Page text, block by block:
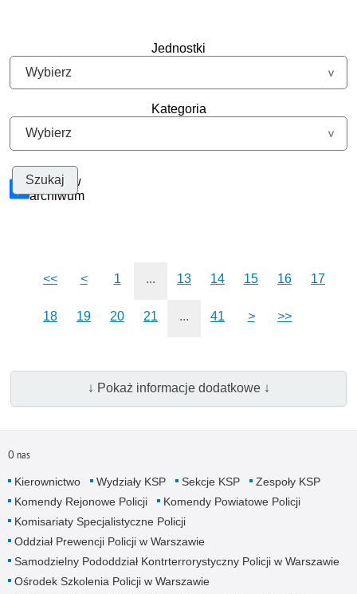
Jednostki
Kategoria
Szukaj w
archiwum
<< < 1 ... 13 14 15 16 17
18 19 20 21 ... 41 > >>
↓ Pokaż informacje dodatkowe ↓
O nas
Kierownictwo Wydziały KSP Sekcje KSP
Zespoły KSP
Komendy Rejonowe Policji
Komendy Powiatowe Policji
Komisariaty Specjalistyczne Policji
Oddział Prewencji Policji w Warszawie
Samodzielny Pododdział Kontrterrorystyczny Policji w Warszawie
Ośrodek Szkolenia Policji w Warszawie